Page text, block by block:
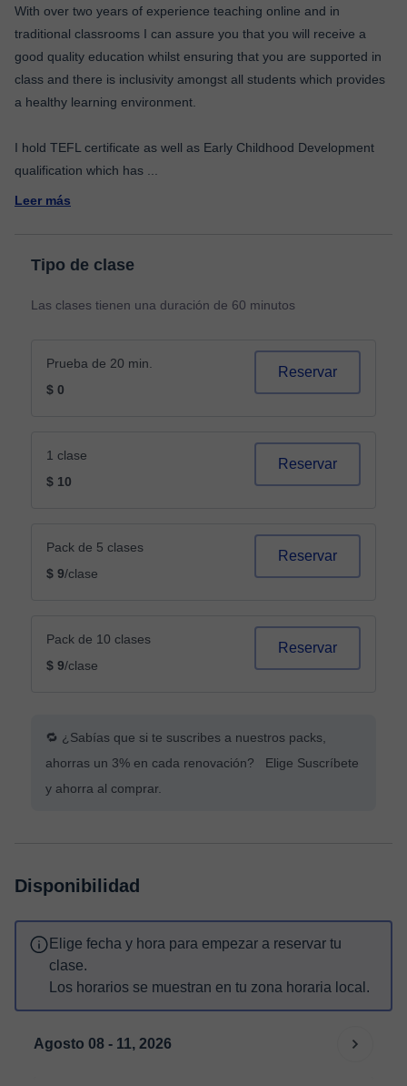
With over two years of experience teaching online and in
traditional classrooms I can assure you that you will receive a
good quality education whilst ensuring that you are supported in
class and there is inclusivity amongst all students which provides
a healthy learning environment.
I hold TEFL certificate as well as Early Childhood Development
qualification which has
Leer más
Tipo de clase
Las clases tienen una duración de 60 minutos
Prueba de 20 min.
$ 0
Reservar
1 clase
$ 10
Reservar
Pack de 5 clases
$ 9/clase
Reservar
Pack de 10 clases
$ 9/clase
Reservar
🔁 ¿Sabías que si te suscribes a nuestros packs,
ahorras un 3% en cada renovación? Elige Suscríbete
y ahorra al comprar.
Disponibilidad
Elige fecha y hora para empezar a reservar tu
clase.
Los horarios se muestran en tu zona horaria local.
Agosto 08 - 11, 2026